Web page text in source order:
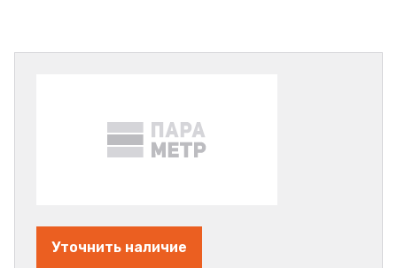
Уточнить наличие